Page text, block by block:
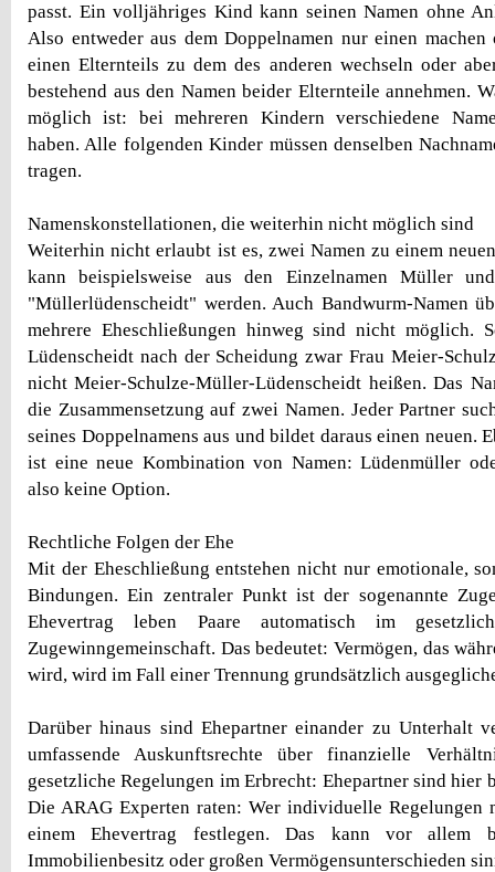
passt. Ein volljähriges Kind kann seinen Namen ohne
Also entweder aus dem Doppelnamen nur einen machen
einen Elternteils zu dem des anderen wechseln oder
bestehend aus den Namen beider Elternteile annehmen.
möglich ist: bei mehreren Kindern verschiedene
haben. Alle folgenden Kinder müssen denselben
tragen.
Namenskonstellationen, die weiterhin nicht möglich sind
Weiterhin nicht erlaubt ist es, zwei Namen zu einem
kann beispielsweise aus den Einzelnamen Müller
"Müllerlüdenscheidt" werden. Auch Bandwurm-Namen
mehrere Eheschließungen hinweg sind nicht möglich.
Lüdenscheidt nach der Scheidung zwar Frau Meier-
nicht Meier-Schulze-Müller-Lüdenscheidt heißen. Das
die Zusammensetzung auf zwei Namen. Jeder Partner
seines Doppelnamens aus und bildet daraus einen neuen.
ist eine neue Kombination von Namen: Lüdenmüller
also keine Option.
Rechtliche Folgen der Ehe
Mit der Eheschließung entstehen nicht nur emotionale,
Bindungen. Ein zentraler Punkt ist der sogenannte
Ehevertrag leben Paare automatisch im
Zugewinngemeinschaft. Das bedeutet: Vermögen, das
wird, wird im Fall einer Trennung grundsätzlich
Darüber hinaus sind Ehepartner einander zu Unterhalt
umfassende Auskunftsrechte über finanzielle
gesetzliche Regelungen im Erbrecht: Ehepartner sind hier
Die ARAG Experten raten: Wer individuelle Regelungen
einem Ehevertrag festlegen. Das kann vor allem
Immobilienbesitz oder großen Vermögensunterschieden